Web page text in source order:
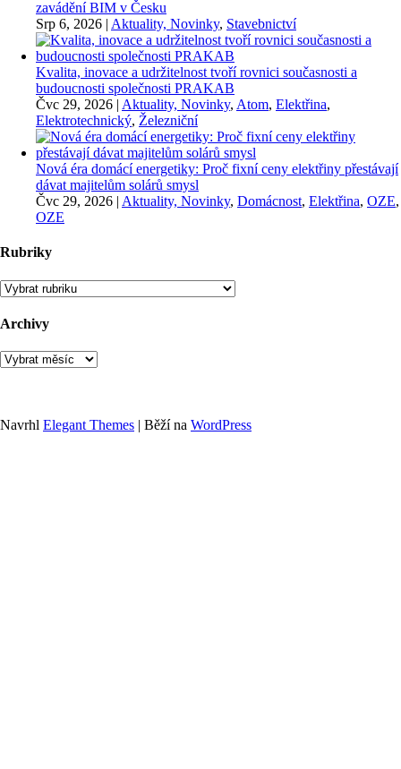
zavádění BIM v Česku
Srp 6, 2026 | Aktuality, Novinky, Stavebnictví
Kvalita, inovace a udržitelnost tvoří rovnici současnosti a
budoucnosti společnosti PRAKAB
Čvc 29, 2026 | Aktuality, Novinky, Atom, Elektřina,
Elektrotechnický, Železniční
Nová éra domácí energetiky: Proč fixní ceny elektřiny přestávají
dávat majitelům solárů smysl
Čvc 29, 2026 | Aktuality, Novinky, Domácnost, Elektřina, OZE,
OZE
Rubriky
Rubriky
Archivy
Archivy
Navrhl Elegant Themes | Běží na WordPress